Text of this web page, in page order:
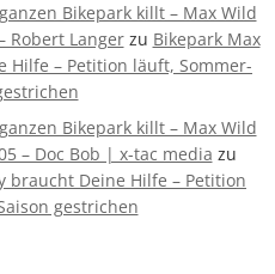
Bikepark killt – Max Wild
Robert Langerzu Bikepark Max
Hilfe – Petition läuft, Sommer-
Bikepark killt – Max Wild
– Doc Bob | x-tac media zu
braucht Deine Hilfe – Petition
gestrichen